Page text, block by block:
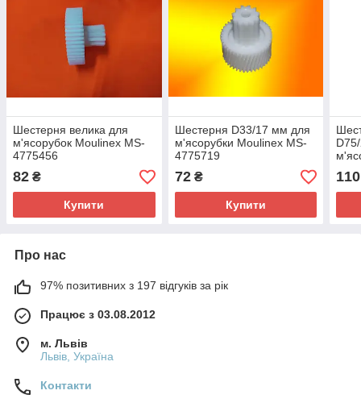
Шестерня велика для
м'ясорубок Moulinex MS-
4775456
82 ₴
Купити
Шестерня D33/17 мм для
м'ясорубки Moulinex MS-
4775719
72₴
Купити
110
Про нас
97% позитивних з 197 відгуків за рік
Працює з 03.08.2012
м. Львів
Львів, Україна
Контакти